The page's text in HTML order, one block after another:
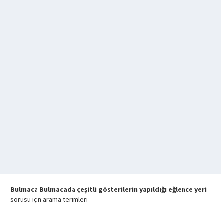
Bulmaca Bulmacada çeşitli gösterilerin yapıldığı eğlence yeri
sorusu için arama terimleri